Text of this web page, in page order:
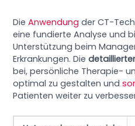
DieAnwendung der CT-
eine fundierte Analyse und
Unterstützung beim
Erkrankungen. Die
bei, persönliche Therapie-
optimal zu gestalten und
Patienten weiter zu